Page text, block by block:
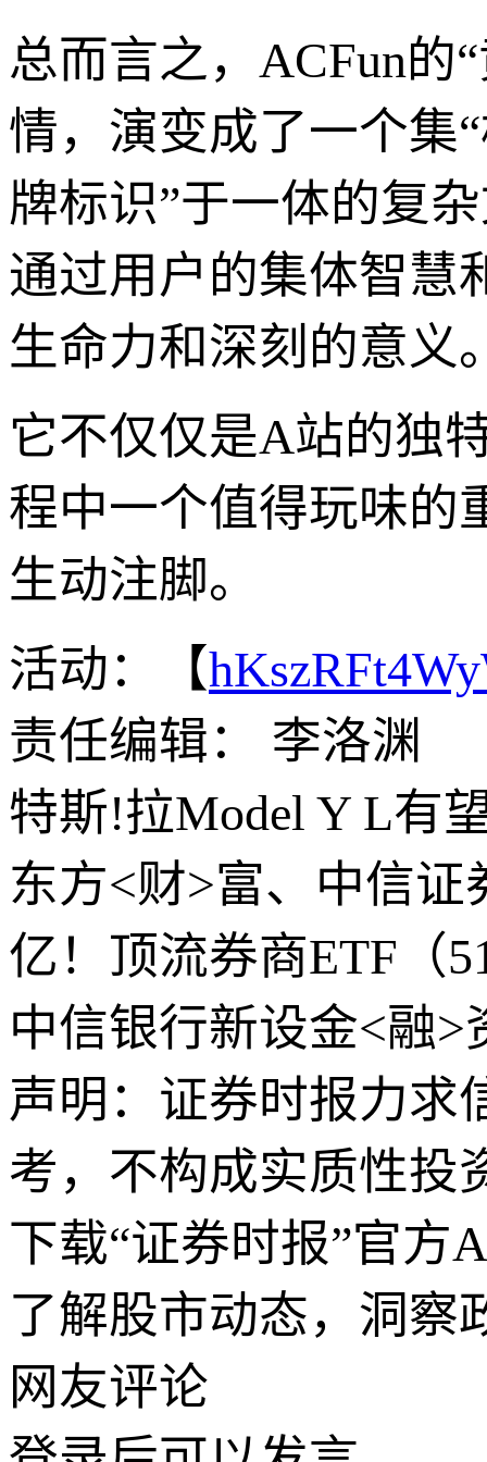
总而言之，ACFun的
情，演变成了一个集
牌标识”于一体的复
通过用户的集体智慧
生命力和深刻的意义
它不仅仅是A站的独
程中一个值得玩味的
生动注脚。
活动：【
责任编辑： 李洛渊
特斯!拉Model Y L有
东方<财>富、中信证
亿！顶流券商ETF（
中信银行新设金<融>
声明：证券时报力求
考，不构成实质性投
下载“证券时报”官方
了解股市动态，洞察
网友评论